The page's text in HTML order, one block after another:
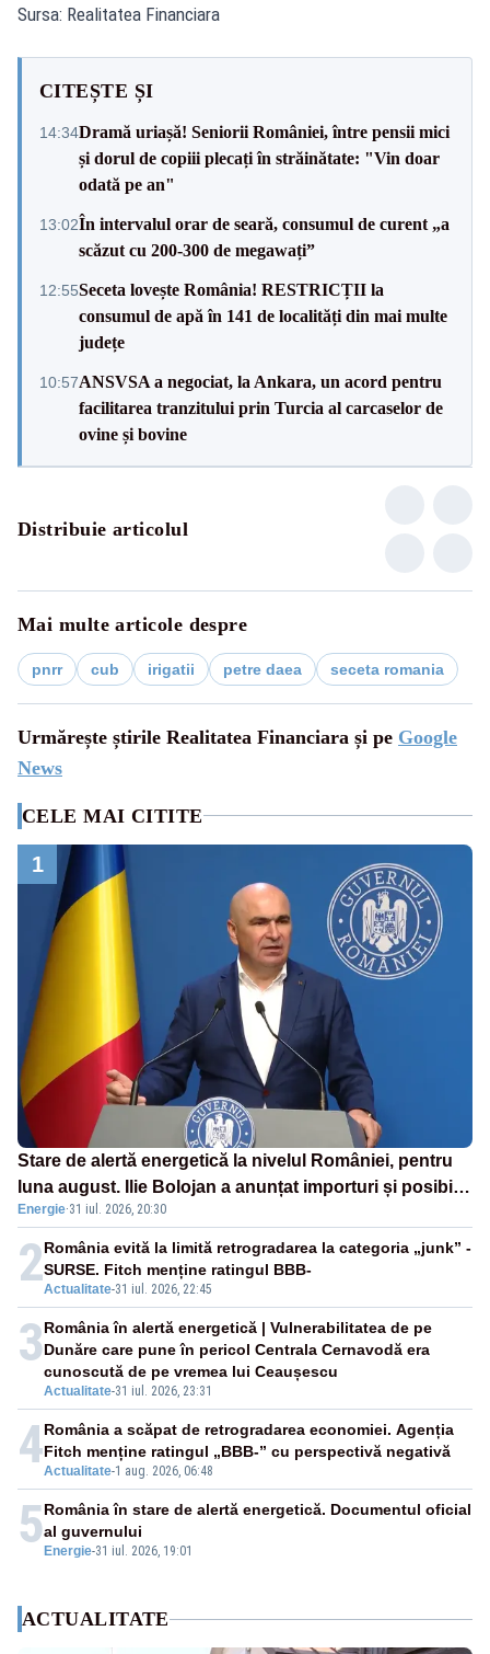
Sursa: Realitatea Financiara
CITEȘTE ȘI
14:34Dramă uriașă! Seniorii României, între pensii mici
și dorul de copiii plecați în străinătate: "Vin doar
odată pe an"
13:02În intervalul orar de seară, consumul de curent „a
scăzut cu 200-300 de megawați”
12:55Seceta lovește România! RESTRICȚII la
consumul de apă în 141 de localități din mai multe
județe
10:57ANSVSA a negociat, la Ankara, un acord pentru
facilitarea tranzitului prin Turcia al carcaselor de
ovine și bovine
Distribuie articolul
Mai multe articole despre
pnrr cub irigatii petre daea seceta romania
Urmărește știrile Realitatea Financiara și pe Google
News
CELE MAI CITITE
1
Stare de alertă energetică la nivelul României, pentru
luna august. Ilie Bolojan a anunțat importuri și posibile
restricții – VIDEO
Energie·31 iul. 2026, 20:30
2Actualitate-31 iul. 2026, 22:45
România evită la limită retrogradarea la categoria „junk” -
SURSE. Fitch menține ratingul BBB-
3
Actualitate-31 iul. 2026, 23:31
România în alertă energetică | Vulnerabilitatea de pe
Dunăre care pune în pericol Centrala Cernavodă era
cunoscută de pe vremea lui Ceaușescu
4Actualitate-1 aug. 2026, 06:48
România a scăpat de retrogradarea economiei. Agenția
Fitch menține ratingul „BBB-” cu perspectivă negativă
5 Energie-31 iul. 2026, 19:01
România în stare de alertă energetică. Documentul oficial
al guvernului
ACTUALITATE